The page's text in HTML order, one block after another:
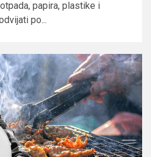
papira, plastike i
po...